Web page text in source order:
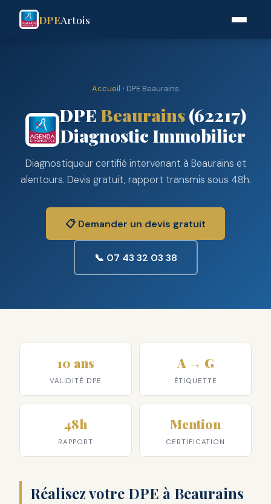
DPEArtois
Accueil › DPE Beaurains
DPE Beaurains(62217)
Diagnostic Immobilier
Diagnostiqueur certifié intervenant à Beaurains et
alentours. Devis gratuit, rapport transmis sous 48h.
📋 Demander un devis gratuit
📞 07 43 32 03 38
10 ans
VALIDITÉ DPE
A → G
ÉTIQUETTE
48h
RAPPORT
Mention
CERTIFICATION
Réalisez votre DPE à Beaurains